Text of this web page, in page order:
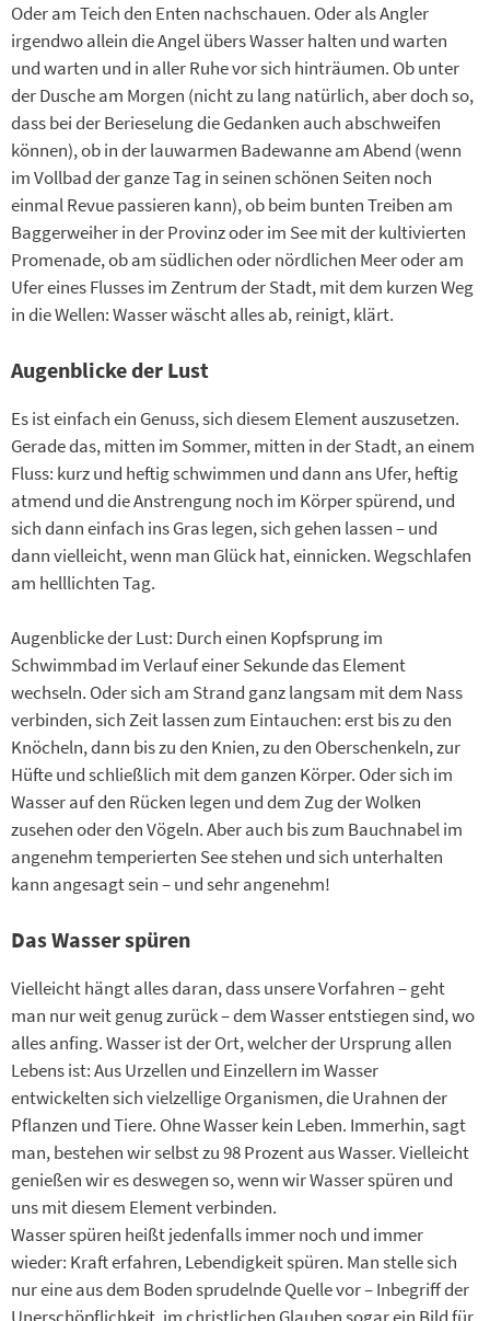
Oder am Teich den Enten nachschauen. Oder als Angler
irgendwo allein die Angel übers Wasser halten und warten
und warten und in aller Ruhe vor sich hinträumen. Ob unter
der Dusche am Morgen (nicht zu lang natürlich, aber doch so,
dass bei der Berieselung die Gedanken auch abschweifen
können), ob in der lauwarmen Badewanne am Abend (wenn
im Vollbad der ganze Tag in seinen schönen Seiten noch
einmal Revue passieren kann), ob beim bunten Treiben am
Baggerweiher in der Provinz oder im See mit der kultivierten
Promenade, ob am südlichen oder nördlichen Meer oder am
Ufer eines Flusses im Zentrum der Stadt, mit dem kurzen Weg
in die Wellen: Wasser wäscht alles ab, reinigt, klärt.
Augenblicke der Lust
Es ist einfach ein Genuss, sich diesem Element auszusetzen.
Gerade das, mitten im Sommer, mitten in der Stadt, an einem
Fluss: kurz und heftig schwimmen und dann ans Ufer, heftig
atmend und die Anstrengung noch im Körper spürend, und
sich dann einfach ins Gras legen, sich gehen lassen – und
dann vielleicht, wenn man Glück hat, einnicken. Wegschlafen
am helllichten Tag.
Augenblicke der Lust: Durch einen Kopfsprung im
Schwimmbad im Verlauf einer Sekunde das Element
wechseln. Oder sich am Strand ganz langsam mit dem Nass
verbinden, sich Zeit lassen zum Eintauchen: erst bis zu den
Knöcheln, dann bis zu den Knien, zu den Oberschenkeln, zur
Hüfte und schließlich mit dem ganzen Körper. Oder sich im
Wasser auf den Rücken legen und dem Zug der Wolken
zusehen oder den Vögeln. Aber auch bis zum Bauchnabel im
angenehm temperierten See stehen und sich unterhalten
kann angesagt sein – und sehr angenehm!
Das Wasser spüren
Vielleicht hängt alles daran, dass unsere Vorfahren – geht
man nur weit genug zurück – dem Wasser entstiegen sind, wo
alles anfing. Wasser ist der Ort, welcher der Ursprung allen
Lebens ist: Aus Urzellen und Einzellern im Wasser
entwickelten sich vielzellige Organismen, die Urahnen der
Pflanzen und Tiere. Ohne Wasser kein Leben. Immerhin, sagt
man, bestehen wir selbst zu 98 Prozent aus Wasser. Vielleicht
genießen wir es deswegen so, wenn wir Wasser spüren und
uns mit diesem Element verbinden.
Wasser spüren heißt jedenfalls immer noch und immer
wieder: Kraft erfahren, Lebendigkeit spüren. Man stelle sich
nur eine aus dem Boden sprudelnde Quelle vor – Inbegriff der
Unerschöpflichkeit, im christlichen Glauben sogar ein Bild für